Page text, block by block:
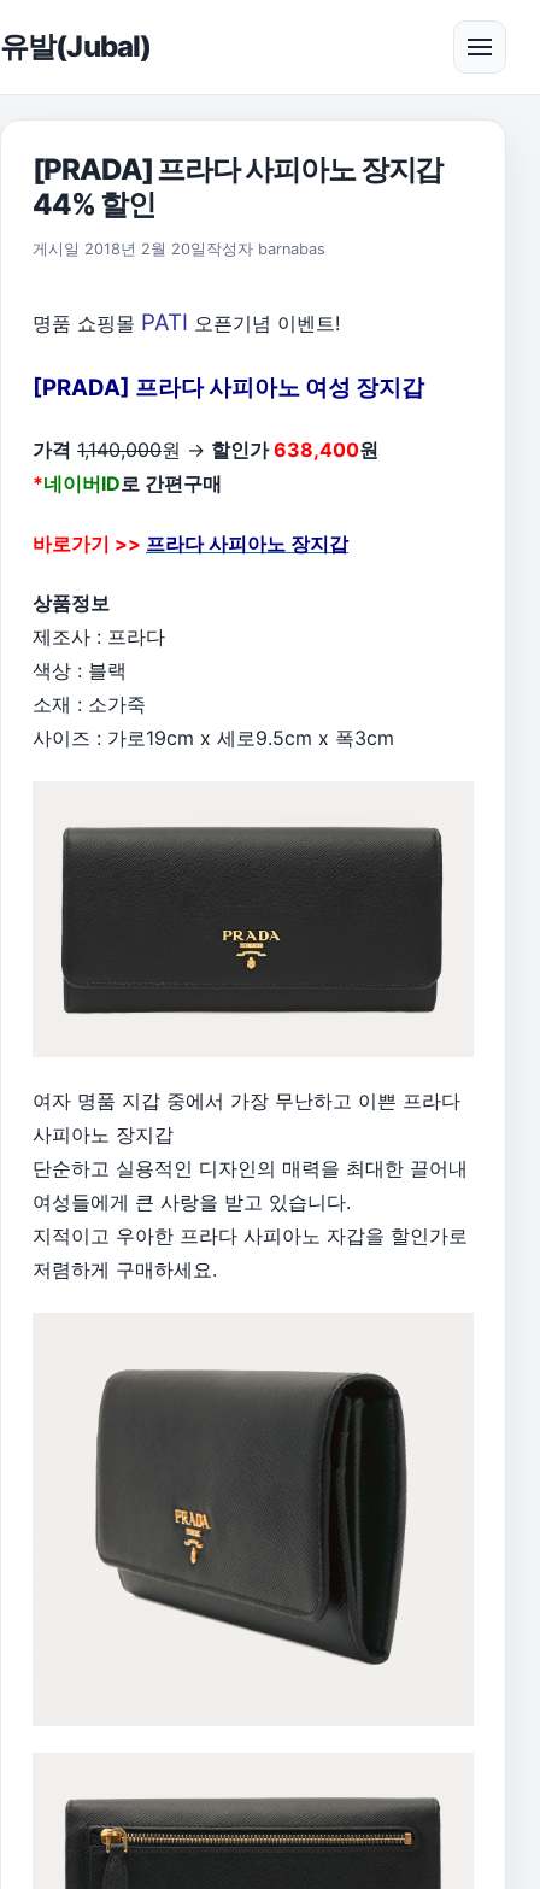
유발(Jubal) 메뉴
[PRADA] 프라다 사피아노 장지갑
44% 할인
게시일 2018년 2월 20일 작성자 barnabas
명품 쇼핑몰 PATI 오픈기념 이벤트!
[PRADA] 프라다 사피아노 여성 장지갑
가격 1,140,000원 → 할인가638,400원
*네이버ID로 간편구매
바로가기 >> 프라다 사피아노 장지갑
상품정보
제조사 : 프라다
색상 : 블랙
소재 : 소가죽
사이즈 : 가로19cm x 세로9.5cm x 폭3cm
여자 명품 지갑 중에서 가장 무난하고 이쁜 프라다
사피아노 장지갑
단순하고 실용적인 디자인의 매력을 최대한 끌어내
여성들에게 큰 사랑을 받고 있습니다.
지적이고 우아한 프라다 사피아노 자갑을 할인가로
저렴하게 구매하세요.